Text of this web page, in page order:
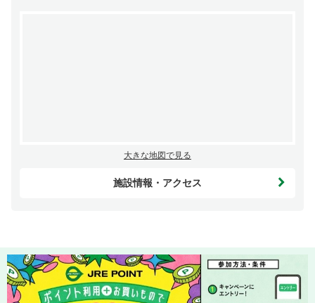
大きな地図で見る
施設情報・アクセス